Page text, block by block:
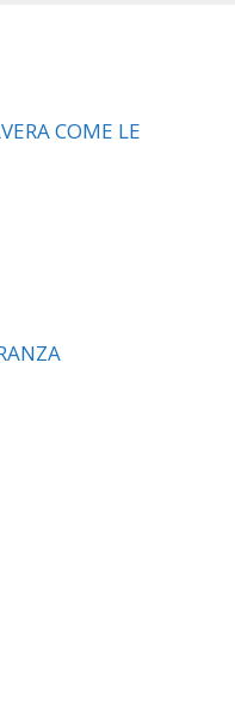
COME LE